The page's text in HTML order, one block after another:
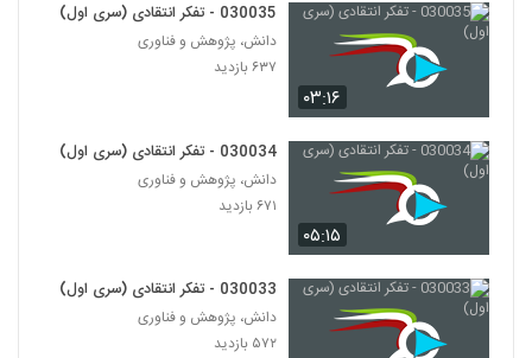
028133 - نظریه شبکه (Network Theory)
124
۵۴۸ بازدید
125
028135 - نظریه شبکه (Network Theory)
۴۵۶ بازدید
028136 - نظریه شبکه (Network Theory)
۰۳:۱۶
030035 - تفکر انتقادی (سری اول)
دانش، پژوهش و فناوری
۶۳۷ بازدید
۰۵:۱۵
030034 - تفکر انتقادی (سری اول)
دانش، پژوهش و فناوری
۶۷۱ بازدید
030033 - تفکر انتقادی (سری اول)
دانش، پژوهش و فناوری
۵۷۲ بازدید